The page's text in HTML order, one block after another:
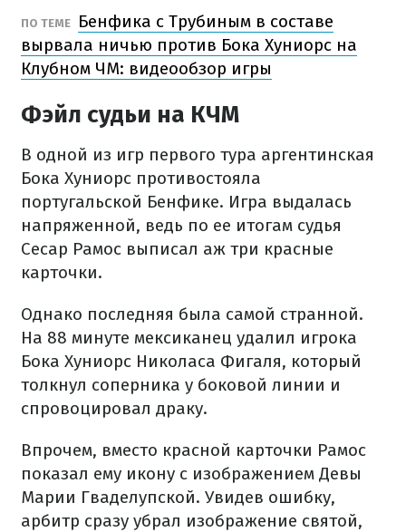
ПО ТЕМЕ
Бенфика с Трубиным в составе
вырвала ничью против Бока Хуниорс на
Клубном ЧМ: видеообзор игры
Фэйл судьи на КЧМ
В одной из игр первого тура аргентинская
Бока Хуниорс противостояла
португальской Бенфике. Игра выдалась
напряженной, ведь по ее итогам судья
Сесар Рамос выписал аж три красные
карточки.
Однако последняя была самой странной.
На 88 минуте мексиканец удалил игрока
Бока Хуниорс Николаса Фигаля, который
толкнул соперника у боковой линии и
спровоцировал драку.
Впрочем, вместо красной карточки Рамос
показал ему икону с изображением Девы
Марии Гваделупской. Увидев ошибку,
арбитр сразу убрал изображение святой,